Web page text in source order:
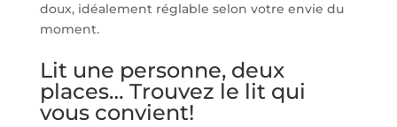
doux, idéalement réglable selon votre envie du
moment.
Lit une personne, deux
places… Trouvez le lit qui
vous convient!